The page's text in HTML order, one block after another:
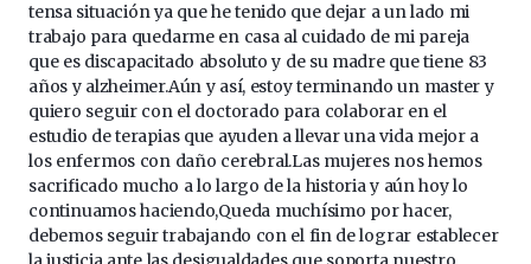
tensa situación ya que he tenido que dejar a un lado mi
trabajo para quedarme en casa al cuidado de mi pareja
que es discapacitado absoluto y de su madre que tiene 83
años y alzheimer.Aún y así, estoy terminando un master y
quiero seguir con el doctorado para colaborar en el
estudio de terapias que ayuden a llevar una vida mejor a
los enfermos con daño cerebral.Las mujeres nos hemos
sacrificado mucho a lo largo de la historia y aún hoy lo
continuamos haciendo,Queda muchísimo por hacer,
debemos seguir trabajando con el fin de lograr establecer